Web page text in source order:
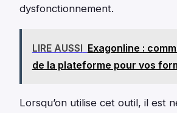
dysfonctionnement.
LIRE AUSSI Exagonline :
de la plateforme pour vos
Lorsqu’on utilise cet outil, il est